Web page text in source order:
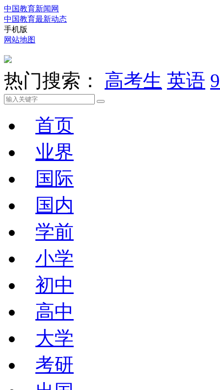
中国教育新闻网
中国教育最新动态
手机版
网站地图
热门搜索： 高考生 英语
首页
业界
国际
国内
学前
小学
初中
高中
大学
考研